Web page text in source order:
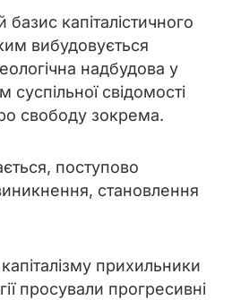
капіталістичного
вибудовується
надбудова у
суспільної свідомості
свободу зокрема.
поступово
становлення
прихильники
просували прогресивні